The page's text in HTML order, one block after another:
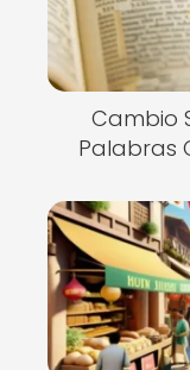
Cambio
Palabras